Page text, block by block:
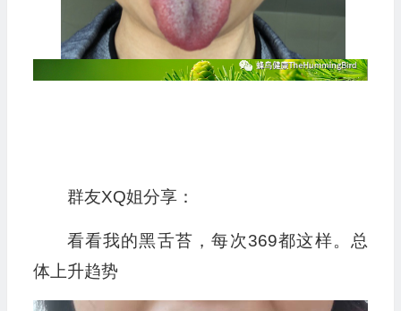
群友XQ姐分享：
看看我的黑舌苔，每次369都这样。总
体上升趋势